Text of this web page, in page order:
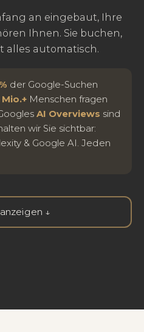
an eingebaut, Ihre
Ihnen. Sie buchen,
alles automatisch.
der Google-Suchen
Menschen fragen
AI Overviews sind
wir Sie sichtbar:
& Google AI. Jeden
↓